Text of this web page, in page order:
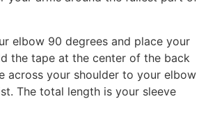
elbow 90 degrees and place your
the tape at the center of the back
across your shoulder to your elbow
The total length is your sleeve